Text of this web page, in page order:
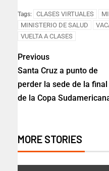
Tags: CLASES VIRTUALES
MINISTERIO DE SALUD
VUELTA A CLASES
Previous
Santa Cruz a punto de
perder la sede de la final
de la Copa
MORE STORIES